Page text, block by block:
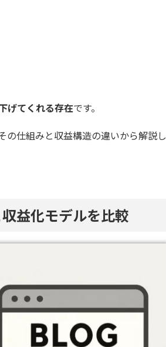
げてくれる存在です。
仕組みと収益構造の違いから解説し
益化モデルを比較